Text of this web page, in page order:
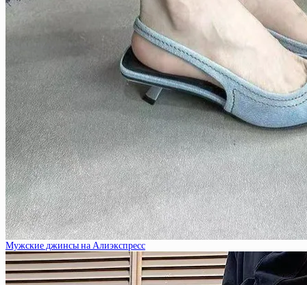
Мужские джинсы на Алиэкспресс